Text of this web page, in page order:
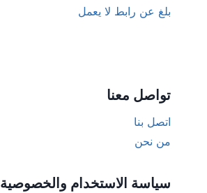
بلغ عن رابط لا يعمل
تواصل معنا
اتصل بنا
من نحن
سياسة الاستخدام والخصوصية